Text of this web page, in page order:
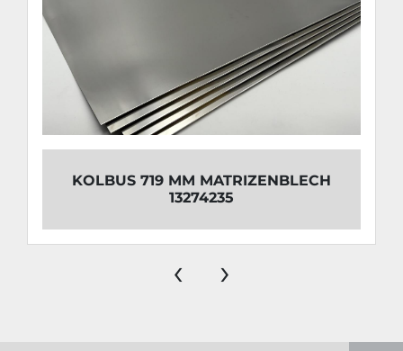
KOLBUS 719 MM MATRIZENBLECH
13274235
‹ ›